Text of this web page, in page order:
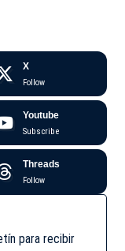
X
Follow
Youtube
Subscribe
Threads
Follow
para recibir